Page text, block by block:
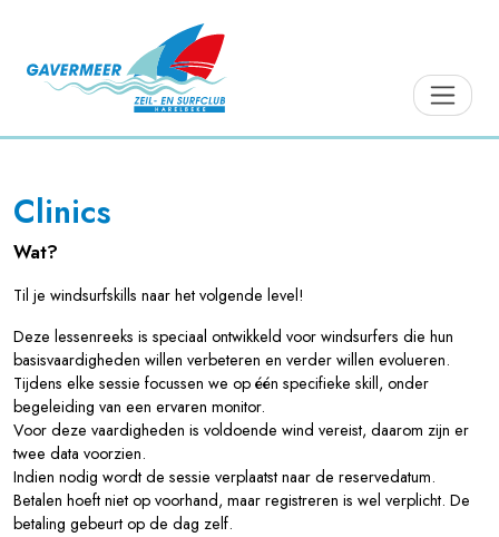
Clinics
Wat?
Til je windsurfskills naar het volgende level!
Deze lessenreeks is speciaal ontwikkeld voor windsurfers die hun
basisvaardigheden willen verbeteren en verder willen evolueren.
Tijdens elke sessie focussen we op één specifieke skill, onder
begeleiding van een ervaren monitor.
Voor deze vaardigheden is voldoende wind vereist, daarom zijn er
twee data voorzien.
Indien nodig wordt de sessie verplaatst naar de reservedatum.
Betalen hoeft niet op voorhand, maar registreren is wel verplicht. De
betaling gebeurt op de dag zelf.